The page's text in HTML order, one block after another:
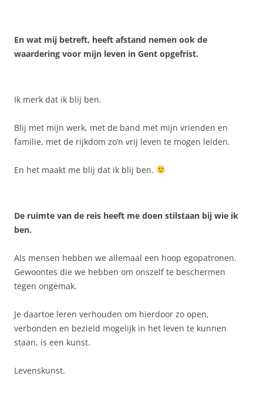
En wat mij betreft, heeft afstand nemen ook de
waardering voor mijn leven in Gent opgefrist.
Ik merk dat ik blij ben.
Blij met mijn werk, met de band met mijn vrienden en
familie, met de rijkdom zo’n vrij leven te mogen leiden.
En het maakt me blij dat ik blij ben.
De ruimte van de reis heeft me doen stilstaan bij wie ik
ben.
Als mensen hebben we allemaal een hoop egopatronen.
Gewoontes die we hebben om onszelf te beschermen
tegen ongemak.
Je daartoe leren verhouden om hierdoor zo open,
verbonden en bezield mogelijk in het leven te kunnen
staan, is een kunst.
Levenskunst.